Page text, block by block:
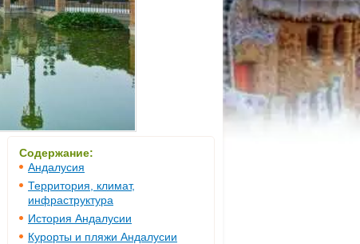
Содержание:
Андалусия
Территория, климат,
инфраструктура
История Андалусии
Курорты и пляжи Андалусии